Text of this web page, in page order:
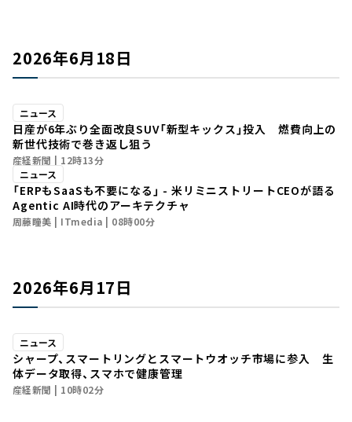
2026年6月18日
ニュース
日産が6年ぶり全面改良SUV「新型キックス」投入 燃費向上の
新世代技術で巻き返し狙う
産経新聞
12時13分
ニュース
「ERPもSaaSも不要になる」 - 米リミニストリートCEOが語る
Agentic AI時代のアーキテクチャ
周藤瞳美 ITmedia 08時00分
2026年6月17日
ニュース
シャープ、スマートリングとスマートウオッチ市場に参入 生
体データ取得、スマホで健康管理
産経新聞 10時02分